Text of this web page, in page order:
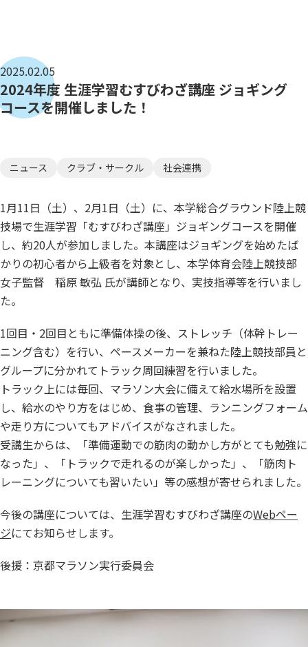
2025.02.05
2024年度 生涯学習むすびわざ講座 ジョギング
コースを開催しました！
ニュース クラブ・サークル 社会連携
1月11日（土）、2月1日（土）に、本学総合グラウンド陸上競
技場で生涯学習「むすびわざ講座」ジョギングコースを開催
し、約20人が参加しました。本講座はジョギングを始めたば
かりの初心者から上級者を対象とし、本学体育会陸上競技部
女子監督 稲原 敏弘 氏が講師となり、実技指導等を行いまし
た。
1回目・2回目ともに準備体操の後、ストレッチ（体幹トレー
ニング含む）を行い、ペースメーカーを兼ねた陸上競技部員と
グループに分かれてトラック周回練習を行いました。
トラック上には毎回、マラソン大会に備えて給水場所を設置
し、給水のやり方をはじめ、食事の管理、ランニングフォーム
や走り方についてもアドバイスがなされました。
受講生からは、「準備運動での筋肉の動かし方がとても勉強に
なった」、「トラックで走れるのが楽しかった」、「筋肉ト
レーニングについても習いたい」等の感想が寄せられました。
今後の講座については、生涯学習むすびわざ講座のWebペー
ジにてお知らせします。
後援：京都マラソン実行委員会